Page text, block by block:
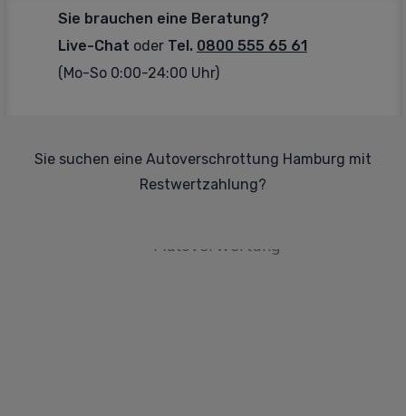
Sie brauchen eine Beratung?
Live-Chat oderTel. 0800 555 65 61
(Mo-So 0:00-24:00 Uhr)
Sie suchen eine Autoverschrottung Hamburg mit
Restwertzahlung?